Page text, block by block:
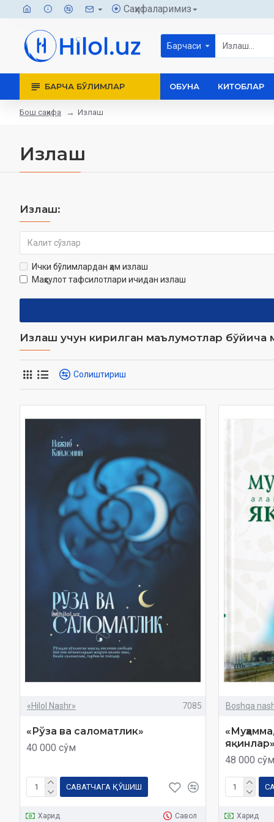
Саҳифаларимиз
Барчаси
БАРЧА БЎЛИМЛАР ОБУНА КИТОБЛАР
Бош саҳифа Излаш
Излаш
Излаш:
Ички бўлимлардан ҳам излаш
Маҳсулот тафсилотлари ичидан излаш
Излаш учун кирилган маълумотлар бўйича
Солиштириш
«Hilol Nashr» 7085
«Рўза ва саломатлик»
40 000 сўм
САВАТЧАГА ҚЎШИШ
Харид Савол
Boshqa
48 000 сўм
Харид